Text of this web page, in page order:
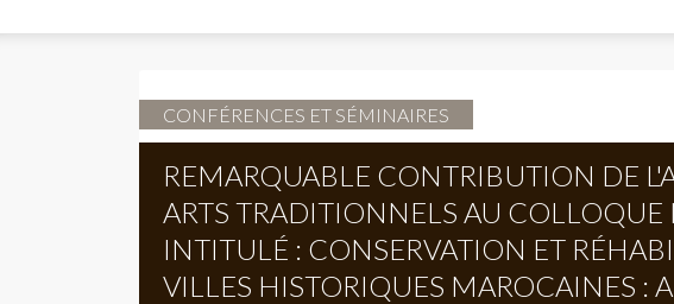
CONFÉRENCES ET SÉMINAIRES
REMARQUABLE CONTRIBUTION DE
ARTS TRADITIONNELS AU COLLOQUE
INTITULÉ : CONSERVATION ET
VILLES HISTORIQUES MAROCAINES :